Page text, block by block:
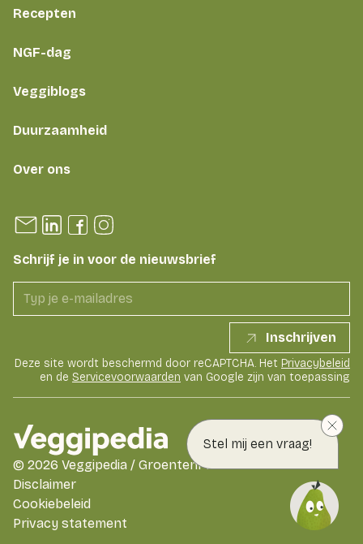
Stel mij een vraag!
Recepten
NGF-dag
Veggiblogs
Duurzaamheid
Over ons
Schrijf je in voor de nieuwsbrief
Inschrijven
Deze site wordt beschermd door reCAPTCHA. Het Privacybeleid
en de Servicevoorwaarden van Google zijn van toepassing
Disclaimer
Cookiebeleid
Privacy statement
© 2026 Veggipedia / GroentenFruit Huis